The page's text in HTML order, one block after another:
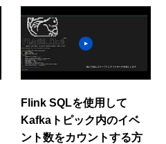
Flink SQLを使用して
Kafkaトピック内のイベ
ント数をカウントする方